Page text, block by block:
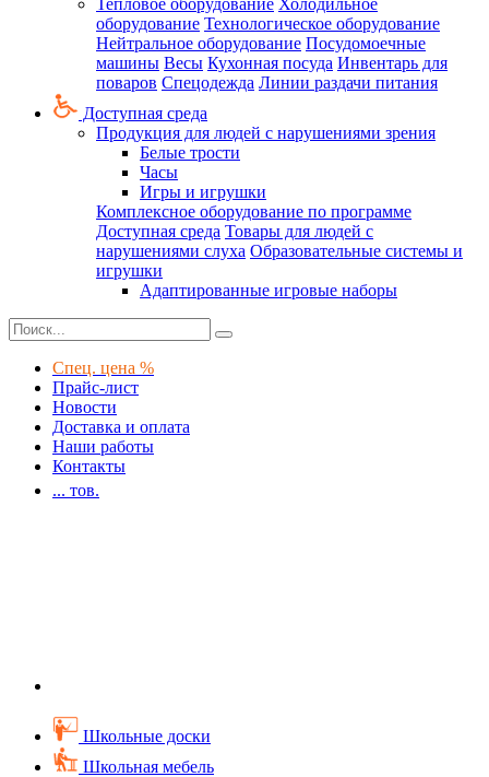
Тепловое оборудование Холодильное
оборудование Технологическое оборудование
Нейтральное оборудование Посудомоечные
машины Весы Кухонная посуда Инвентарь для
поваров Спецодежда Линии раздачи питания
Доступная среда
Продукция для людей с нарушениями зрения
Белые трости
Часы
Игры и игрушки
Комплексное оборудование по программе
Доступная среда Товары для людей с
нарушениями слуха Образовательные системы и
игрушки
Адаптированные игровые наборы
Спец. цена %
Прайс-лист
Новости
Доставка и оплата
Наши работы
Контакты
... тов.
Школьные доски
Школьная мебель